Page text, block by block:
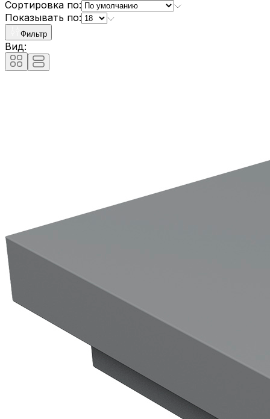
Сортировка по:
Показывать по:
Фильтр
Вид: